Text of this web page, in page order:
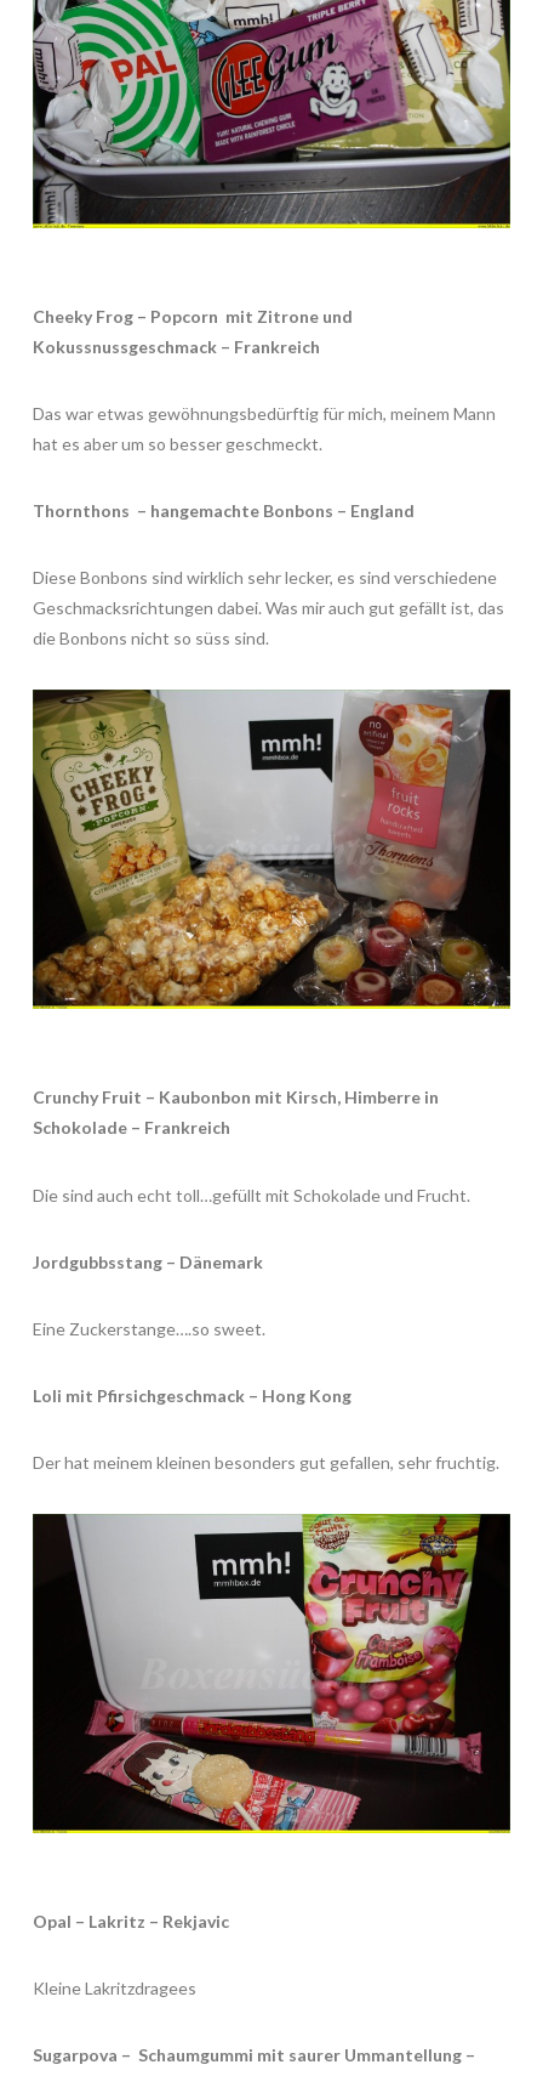
Cheeky Frog – Popcorn mit Zitrone und
Kokussnussgeschmack – Frankreich
Das war etwas gewöhnungsbedürftig für mich, meinem Mann
hat es aber um so besser geschmeckt.
Thornthons – hangemachte Bonbons – England
Diese Bonbons sind wirklich sehr lecker, es sind verschiedene
Geschmacksrichtungen dabei. Was mir auch gut gefällt ist, das
die Bonbons nicht so süss sind.
Crunchy Fruit – Kaubonbon mit Kirsch, Himberre in
Schokolade – Frankreich
Die sind auch echt toll…gefüllt mit Schokolade und Frucht.
Jordgubbsstang – Dänemark
Eine Zuckerstange….so sweet.
Loli mit Pfirsichgeschmack – Hong Kong
Der hat meinem kleinen besonders gut gefallen, sehr fruchtig.
Opal – Lakritz – Rekjavic
Kleine Lakritzdragees
Sugarpova – Schaumgummi mit saurer Ummantellung –